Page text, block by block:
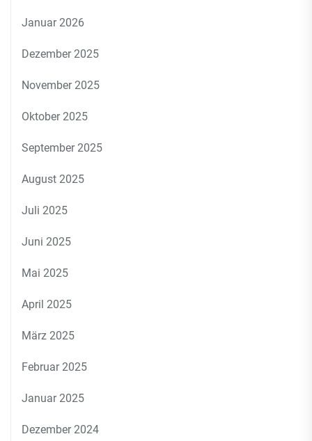
Januar 2026
Dezember 2025
November 2025
Oktober 2025
September 2025
August 2025
Juli 2025
Juni 2025
Mai 2025
April 2025
März 2025
Februar 2025
Januar 2025
Dezember 2024